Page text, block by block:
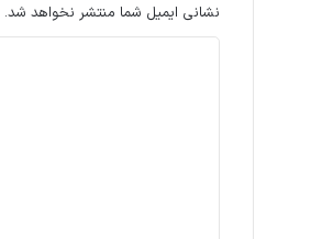
نشانی ایمیل شما منتشر نخواهد شد.